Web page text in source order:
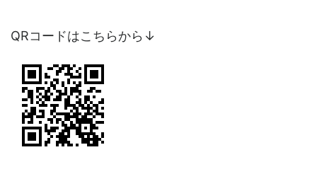
QRコードはこちらから↓